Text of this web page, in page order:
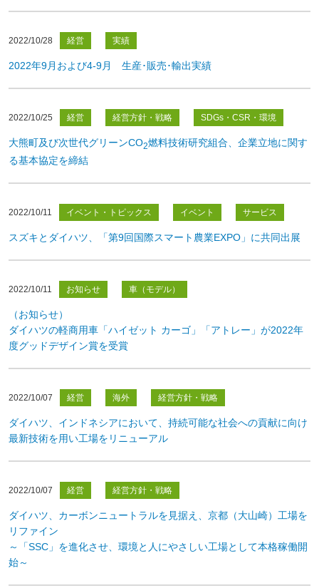
2022/10/28 経営 実績
2022年9月および4-9月 生産･販売･輸出実績
2022/10/25 経営 経営方針・戦略 SDGs・CSR・環境
大熊町及び次世代グリーンCO2燃料技術研究組合、企業立地に関す
る基本協定を締結
2022/10/11 イベント・トピックス イベント サービス
スズキとダイハツ、「第9回国際スマート農業EXPO」に共同出展
2022/10/11 お知らせ 車（モデル）
（お知らせ）
ダイハツの軽商用車「ハイゼット カーゴ」「アトレー」が2022年
度グッドデザイン賞を受賞
2022/10/07 経営 海外 経営方針・戦略
ダイハツ、インドネシアにおいて、持続可能な社会への貢献に向け
最新技術を用い工場をリニューアル
2022/10/07 経営 経営方針・戦略
ダイハツ、カーボンニュートラルを見据え、京都（大山崎）工場を
リファイン
～「SSC」を進化させ、環境と人にやさしい工場として本格稼働開
始～